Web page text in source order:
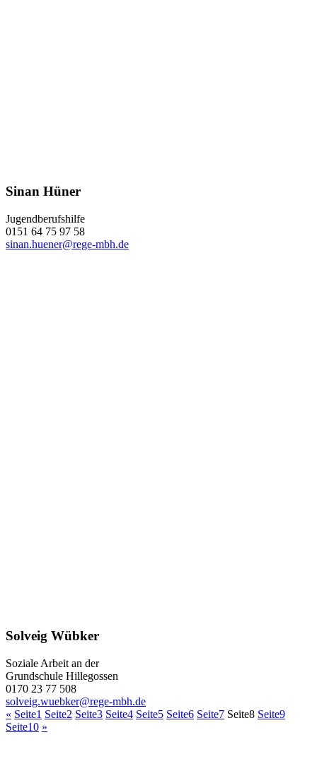
Sinan Hüner
Jugendberufshilfe
0151 64 75 97 58
sinan.huener@rege-mbh.de
Solveig Wübker
Soziale Arbeit an der
Grundschule Hillegossen
0170 23 77 508
solveig.wuebker@rege-mbh.de
« Seite1 Seite2 Seite3 Seite4 Seite5 Seite6 Seite7 Seite8 Seite9
Seite10 »